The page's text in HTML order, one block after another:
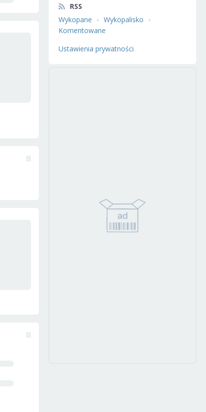
RSS
Wykopane
Wykopalisko
Komentowane
Ustawienia prywatności